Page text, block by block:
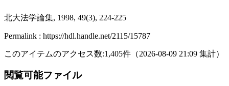
北大法学論集, 1998, 49(3), 224-225
Permalink : https://hdl.handle.net/2115/15787
このアイテムのアクセス数:1,405件 （2026-08-09 21:09 集計）
閲覧可能ファイル